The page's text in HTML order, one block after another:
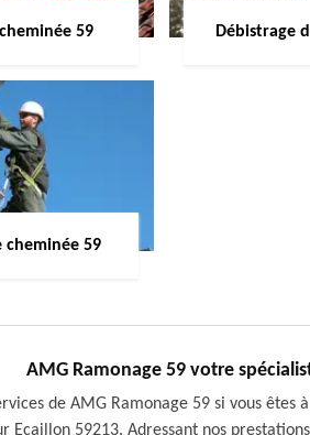
59 Débistrage
cheminée 59
AMG Ramonage 59 votre
de AMG Ramonage 59 si vous
Ecaillon 59213. Adressant nos